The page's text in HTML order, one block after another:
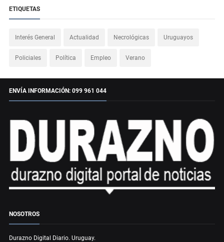
ETIQUETAS
Interés General Actualidad Necrológicas Uruguayos
Policiales Política Empleo Verano
ENVÍA INFORMACIÓN: 099 961 044
NOSOTROS
Durazno Digital Diario. Uruguay.